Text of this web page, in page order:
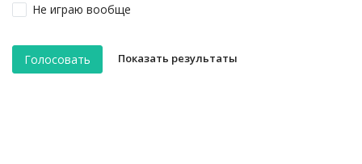
Не играю вообще
Голосовать Показать результаты